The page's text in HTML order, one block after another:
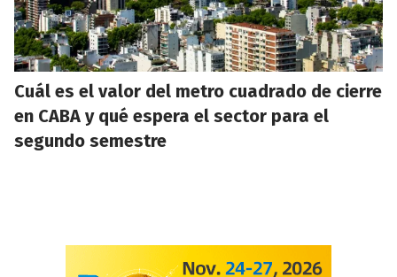
Cuál es el valor del metro cuadrado de cierre
en CABA y qué espera el sector para el
segundo semestre